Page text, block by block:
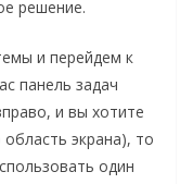
решение.
и перейдем к
панель задач
и вы хотите
экрана), то
один